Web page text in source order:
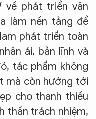
về phát triển văn
làm nền tảng để
phát triển toàn
ái, bản lĩnh và
tác phẩm không
mà còn hướng tới
cho thanh thiếu
thần trách nhiệm,